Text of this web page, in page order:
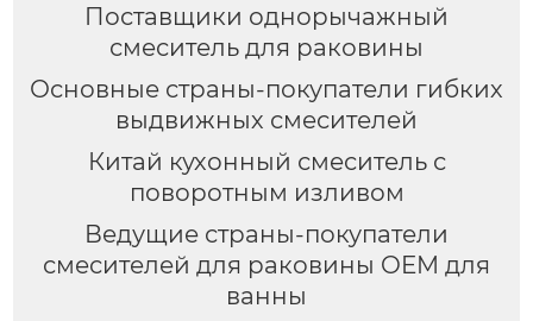
Поставщики однорычажный
смеситель для раковины
Основные страны-покупатели гибких
выдвижных смесителей
Китай кухонный смеситель с
поворотным изливом
Ведущие страны-покупатели
смесителей для раковины OEM для
ванны